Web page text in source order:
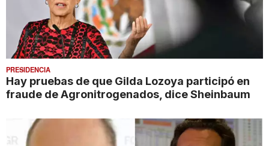
PRESIDENCIA
Hay pruebas de que Gilda Lozoya participó en
fraude de Agronitrogenados, dice Sheinbaum